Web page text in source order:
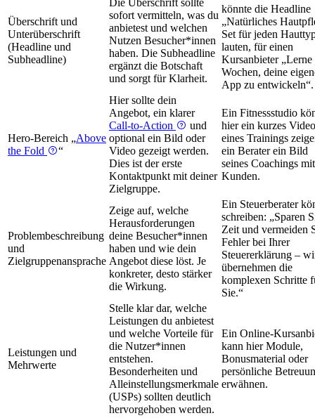
Überschrift und
Unterüberschrift
(Headline und
Subheadline)
Die Überschrift sollte
sofort vermitteln, was du
anbietest und welchen
Nutzen Besucher*innen
haben. Die Subheadline
ergänzt die Botschaft
und sorgt für Klarheit.
könnte die Headline
„Natürliches
Set für jeden
lauten, für einen
Kursanbieter „Lerne
Wochen, deine
App zu entwickeln“.
Hero-Bereich „Above
the Fold
“
Hier sollte dein
Angebot, ein klarer
Call-to-Action
und
optional ein Bild oder
Video gezeigt werden.
Dies ist der erste
Kontaktpunkt mit deiner
Zielgruppe.
Ein Fitnessstudio
hier ein kurzes Video
eines Trainings
ein Berater ein Bild
seines Coachings mit
Kunden.
Problembeschreibung
und
Zielgruppenansprache
Zeige auf, welche
Herausforderungen
deine Besucher*innen
haben und wie dein
Angebot diese löst. Je
konkreter, desto stärker
die Wirkung.
Ein Steuerberater
schreiben: „Sparen
Zeit und vermeiden
Fehler bei Ihrer
Steuererklärung –
übernehmen die
komplexen Schritte
Sie.“
Leistungen und
Mehrwerte
Stelle klar dar, welche
Leistungen du anbietest
und welche Vorteile für
die Nutzer*innen
entstehen.
Besonderheiten und
Alleinstellungsmerkmale
(USPs) sollten deutlich
hervorgehoben werden.
Ein Online-
kann hier Module,
Bonusmaterial oder
persönliche
erwähnen.